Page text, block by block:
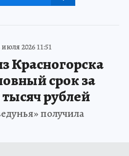
июля 2026 11:51
Красногорска
срок за
рублей
получила